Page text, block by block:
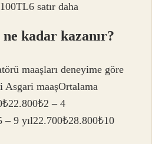
satır daha
kadar kazanır?
maaşları deneyime göre
Asgari maaşOrtalama
– 4
– 9 yıl22.700₺28.800₺10